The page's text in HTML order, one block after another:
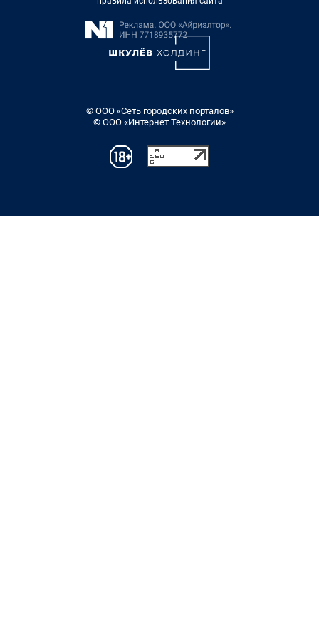
© ООО «Сеть городских порталов»
© ООО «Интернет Технологии»